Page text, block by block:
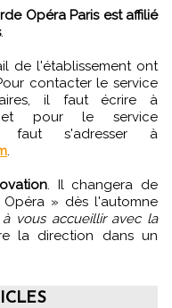
Opéra Paris est affilié
.
de l'établissement ont
contacter le service
il faut écrire à
pour le service
faut s'adresser à
. Il changera de
» dès l'automne
vous accueillir avec la
la direction dans un